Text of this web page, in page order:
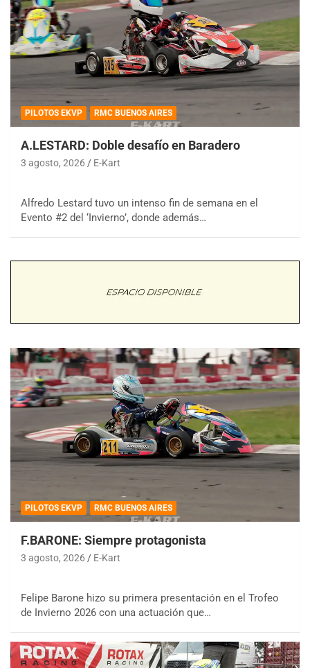
PILOTOS EKVP RMC BUENOS AIRES
A.LESTARD: Doble desafío en Baradero
3 agosto, 2026 E-Kart
Alfredo Lestard tuvo un intenso fin de semana en el
Evento #2 del ‘Invierno’, donde además…
PILOTOS EKVP RMC BUENOS AIRES
F.BARONE: Siempre protagonista
3 agosto, 2026 E-Kart
Felipe Barone hizo su primera presentación en el Trofeo
de Invierno 2026 con una actuación que…